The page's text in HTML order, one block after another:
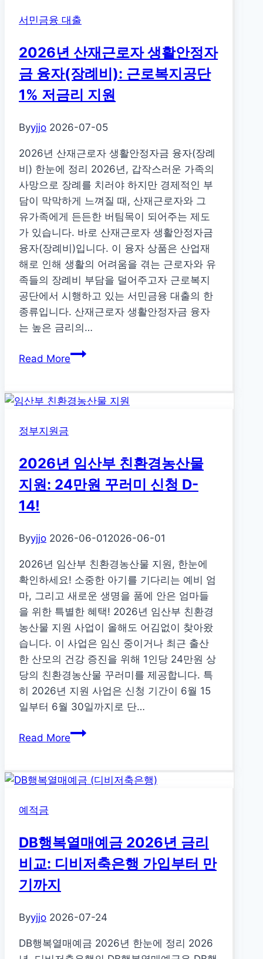
신
하
세
드
랑
가
득
론:
무
조
정
자
를
위
한
서
민
금
융
대
출
서민금융 대출
2026년 산재근로자 생활안정자
금 융자(장례비): 근로복지공단
1% 저금리 지원
Byyjjo 2026-07-05
2026년 산재근로자 생활안정자금 융자(장례
비) 한눈에 정리 2026년, 갑작스러운 가족의
사망으로 장례를 치러야 하지만 경제적인 부
담이 막막하게 느껴질 때, 산재근로자와 그
유가족에게 든든한 버팀목이 되어주는 제도
가 있습니다. 바로 산재근로자 생활안정자금
융자(장례비)입니다. 이 융자 상품은 산업재
해로 인해 생활의 어려움을 겪는 근로자와 유
족들의 장례비 부담을 덜어주고자 근로복지
공단에서 시행하고 있는 서민금융 대출의 한
종류입니다. 산재근로자 생활안정자금 융자
는 높은 금리의…
Read More2026
재
생
활
안
금
융
자
(장
례
비):
근
로
복
지
공
1%
리
정부지원금
2026년 임산부 친환경농산물
지원: 24만원 꾸러미 신청 D-
14!
Byyjjo 2026-06-012026-06-01
2026년 임산부 친환경농산물 지원, 한눈에
확인하세요! 소중한 아기를 기다리는 예비 엄
마, 그리고 새로운 생명을 품에 안은 엄마들
을 위한 특별한 혜택! 2026년 임산부 친환경
농산물 지원 사업이 올해도 어김없이 찾아왔
습니다. 이 사업은 임신 중이거나 최근 출산
한 산모의 건강 증진을 위해 1인당 24만원 상
당의 친환경농산물 꾸러미를 제공합니다. 특
히 2026년 지원 사업은 신청 기간이 6월 15
일부터 6월 30일까지로 단…
Read More2026
산
경
농
산
원:
24
만
예적금
DB행복열매예금 2026년 금리
비교: 디비저축은행 가입부터 만
기까지
Byyjjo 2026-07-24
DB행복열매예금 2026년 한눈에 정리 2026